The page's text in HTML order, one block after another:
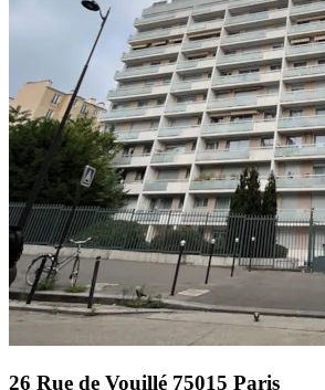
26 Rue de Vouillé 75015 Paris